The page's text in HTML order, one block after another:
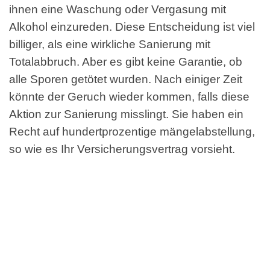
ihnen eine Waschung oder Vergasung mit
Alkohol einzureden. Diese Entscheidung ist viel
billiger, als eine wirkliche Sanierung mit
Totalabbruch. Aber es gibt keine Garantie, ob
alle Sporen getötet wurden. Nach einiger Zeit
könnte der Geruch wieder kommen, falls diese
Aktion zur Sanierung misslingt. Sie haben ein
Recht auf hundertprozentige mängelabstellung,
so wie es Ihr Versicherungsvertrag vorsieht.